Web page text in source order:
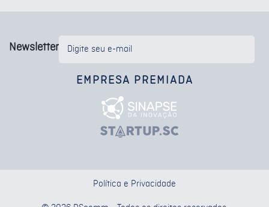
Newsletter
EMPRESA PREMIADA
Política e Privacidade